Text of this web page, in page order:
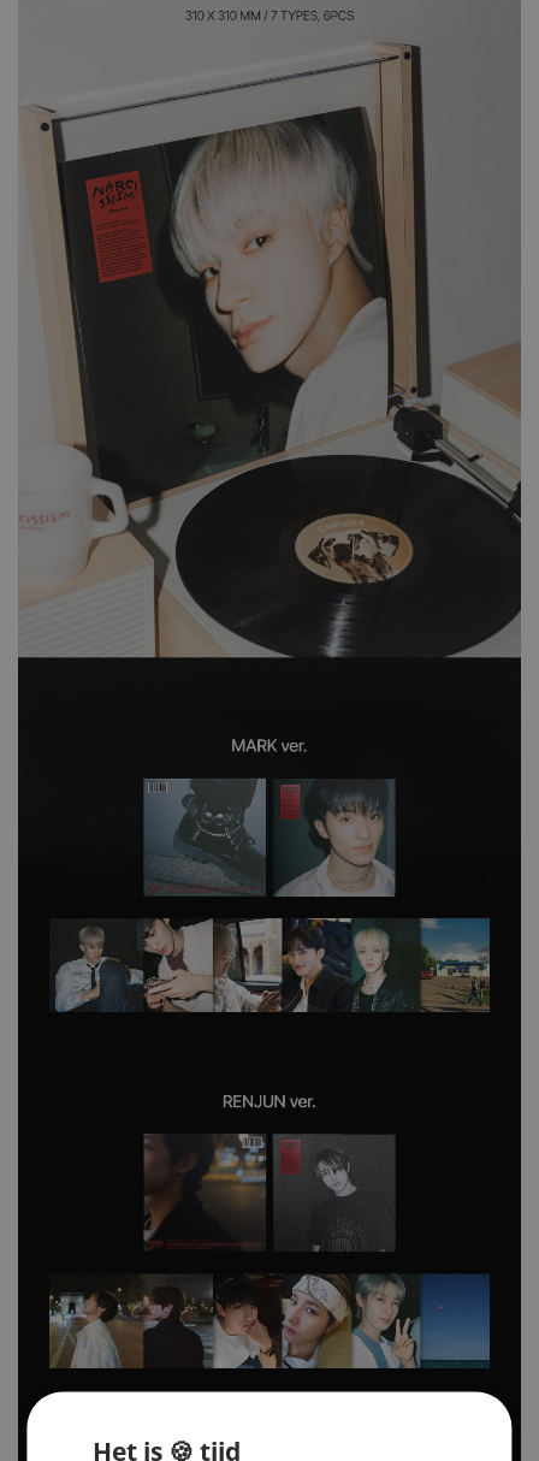
Het is 🍪 tijd